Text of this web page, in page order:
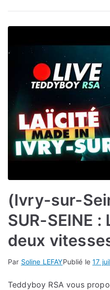
(Ivry-sur-
SUR-SEINE :
deux
Par Soline LEFAYPublié le17
Teddyboy RSA vous